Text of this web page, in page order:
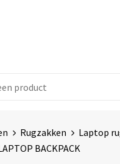
Rugzakken
Laptop
BACKPACK